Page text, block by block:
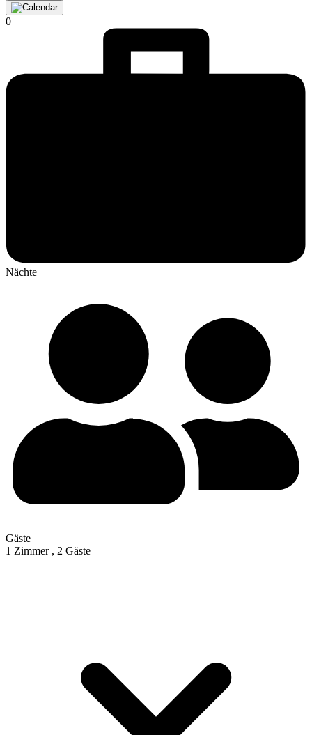
0
Nächte
Gäste
1 Zimmer , 2 Gäste